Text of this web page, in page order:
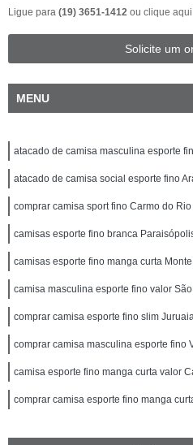
Ligue para (19) 3651-1412 ou clique aqui
Solicite um
MENU
atacado de camisa masculina esporte
atacado de camisa social esporte fino
comprar camisa sport fino Carmo do
camisas esporte fino branca
camisas esporte fino manga curta
camisa masculina esporte fino valor
comprar camisa esporte fino slim
comprar camisa masculina esporte fino
camisa esporte fino manga curta valor
comprar camisa esporte fino manga